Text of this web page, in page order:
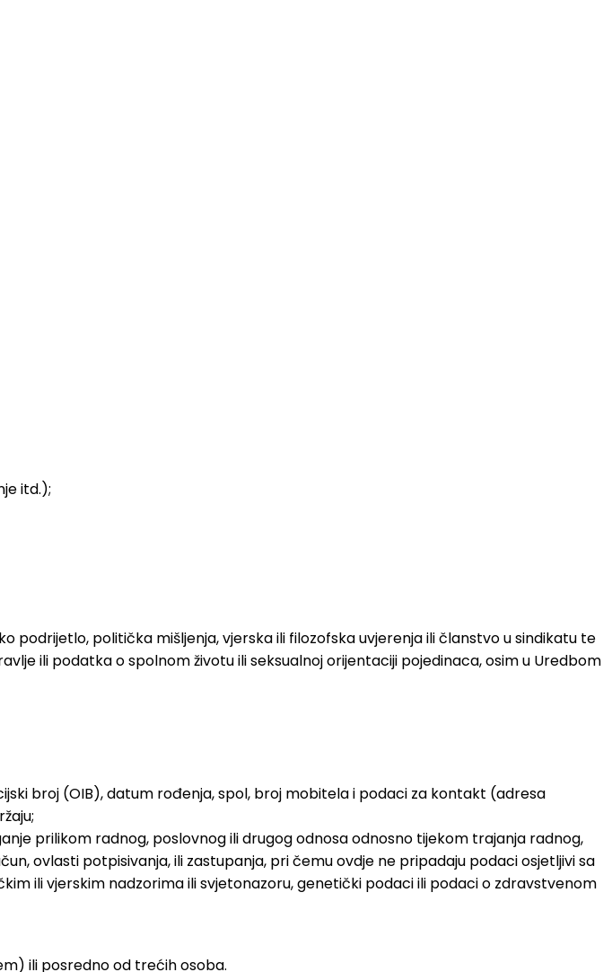
itd.);
politička mišljenja, vjerska ili filozofska uvjerenja ili članstvo u sindikatu te
ili podatka o spolnom životu ili seksualnoj orijentaciji pojedinaca, osim u Uredbom
broj (OIB), datum rođenja, spol, broj mobitela i podaci za kontakt (adresa
prilikom radnog, poslovnog ili drugog odnosa odnosno tijekom trajanja radnog,
ovlasti potpisivanja, ili zastupanja, pri čemu ovdje ne pripadaju podaci osjetljivi sa
ili vjerskim nadzorima ili svjetonazoru, genetički podaci ili podaci o zdravstvenom
ili posredno od trećih osoba.